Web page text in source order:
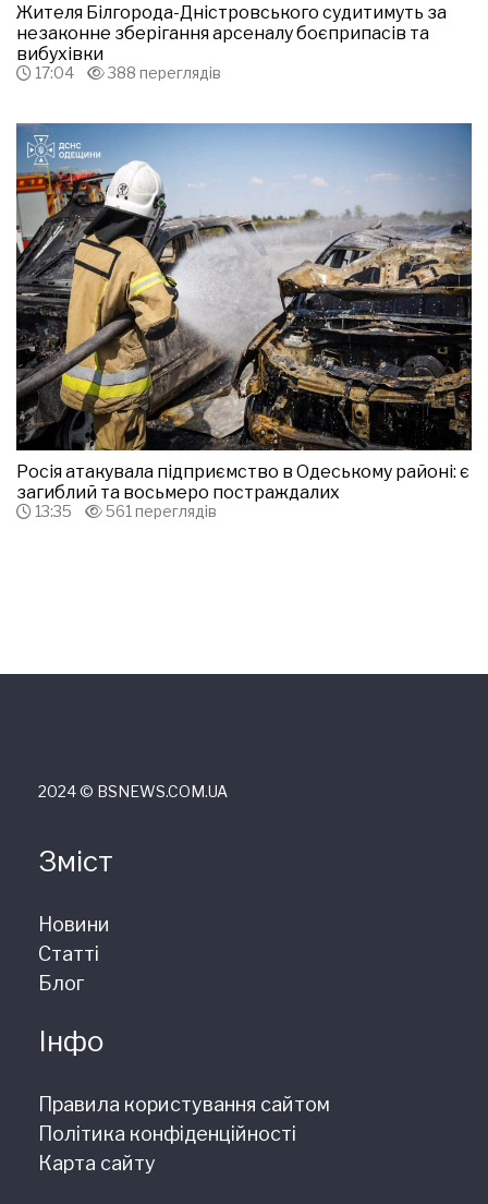
Жителя Білгорода-Дністровського судитимуть за
незаконне зберігання арсеналу боєприпасів та
вибухівки
17:04 388 переглядів
Росія атакувала підприємство в Одеському районі: є
загиблий та восьмеро постраждалих
13:35 561 переглядів
2024 © ВSNEWS.COM.UA
Зміст
Новини
Статті
Блог
Інфо
Правила користування сайтом
Політика конфіденційності
Карта сайту